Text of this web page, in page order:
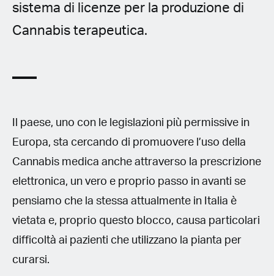
sistema di licenze per la produzione di
Cannabis terapeutica.
Il paese, uno con le legislazioni più permissive in
Europa, sta cercando di promuovere l’uso della
Cannabis medica anche attraverso la prescrizione
elettronica, un vero e proprio passo in avanti se
pensiamo che la stessa attualmente in Italia è
vietata e, proprio questo blocco, causa particolari
difficoltà ai pazienti che utilizzano la pianta per
curarsi.